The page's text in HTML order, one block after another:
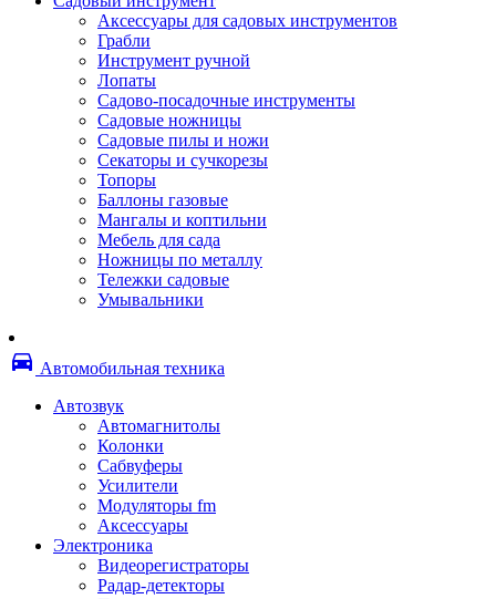
Бумага для факса
Пленка для печати
Пленка для ламинирования
Материалы для заправки
Чернила и заправки
Фотобарабаны
Оригинальные расходные материалы
Для лазерных устройств печати
Матричные картриджи
Опции
Струйные картриджи
Термопленки
Картриджи лазерные, тонер-картриджи
Лазерные оригинальные
Снпч
Струйные оригинальные
Материалы для переплета
Запчасти и другие расходные материалы
Автоподатчики
Блоки лазера
(памперс)
Валы переноса заряда/магнитные валы
Аксессуары для садовых инструментов
Грабли
Инструмент ручной
Лопаты
Садово-посадочные инструменты
Садовые ножницы
Садовые пилы и ножи
Секаторы и сучкорезы
Топоры
Баллоны газовые
Мангалы и коптильни
Мебель для сада
Ножницы по металлу
Тележки садовые
Умывальники
directions_car Автомобильная техника
Автозвук
Автомагнитолы
Колонки
Сабвуферы
Усилители
Модуляторы fm
Аксессуары
Электроника
Видеорегистраторы
Радар-детекторы